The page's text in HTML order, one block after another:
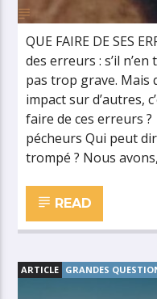
QUE FAIRE DE SES
des erreurs : s’il
pas trop grave. Mais
impact sur d’autres,
faire de ces erreurs
pécheurs Qui peut
trompé ? Nous
READ
ARTICLE GRANDES